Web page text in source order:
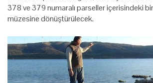
378 ve 379 numaralı parseller içerisindeki
müzesine dönüştürülecek.